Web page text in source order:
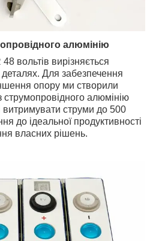
алюмінію
вольтів вирізняється
Для забезпечення
опору ми створили
струмопровідного алюмінію
витримувати струми до 500
до ідеальної продуктивності
власних рішень.